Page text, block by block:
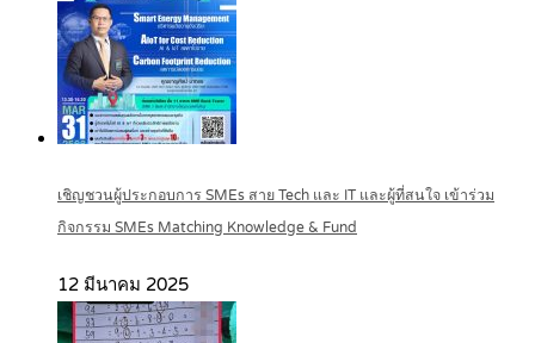
เชิญชวนผู้ประกอบการ SMEs สาย Tech และ IT และผู้ที่สนใจ เข้าร่วม
กิจกรรม SMEs Matching Knowledge & Fund
12 มีนาคม 2025